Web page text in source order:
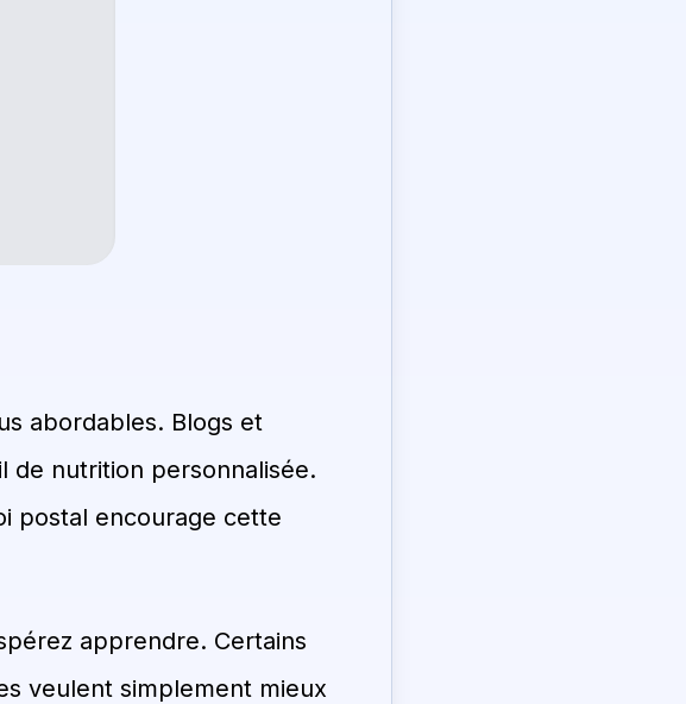
abordables. Blogs et
de nutrition personnalisée.
postal encourage cette
apprendre. Certains
veulent simplement mieux